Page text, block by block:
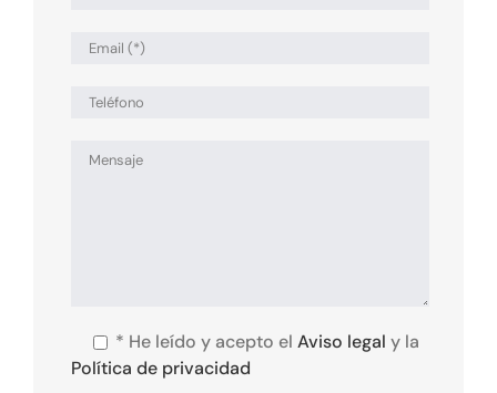
* He leído y acepto el Aviso legal y la
Política de privacidad